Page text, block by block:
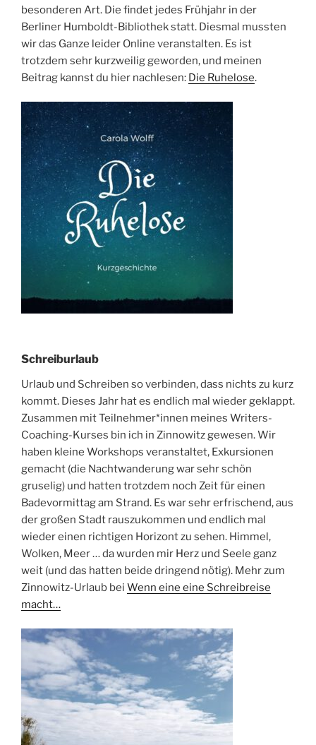
besonderen Art. Die findet jedes Frühjahr in der
Berliner Humboldt-Bibliothek statt. Diesmal mussten
wir das Ganze leider Online veranstalten. Es ist
trotzdem sehr kurzweilig geworden, und meinen
Beitrag kannst du hier nachlesen: Die Ruhelose.
Schreiburlaub
Urlaub und Schreiben so verbinden, dass nichts zu kurz
kommt. Dieses Jahr hat es endlich mal wieder geklappt.
Zusammen mit Teilnehmer*innen meines Writers-
Coaching-Kurses bin ich in Zinnowitz gewesen. Wir
haben kleine Workshops veranstaltet, Exkursionen
gemacht (die Nachtwanderung war sehr schön
gruselig) und hatten trotzdem noch Zeit für einen
Badevormittag am Strand. Es war sehr erfrischend, aus
der großen Stadt rauszukommen und endlich mal
wieder einen richtigen Horizont zu sehen. Himmel,
Wolken, Meer … da wurden mir Herz und Seele ganz
weit (und das hatten beide dringend nötig). Mehr zum
Zinnowitz-Urlaub bei Wenn eine eine Schreibreise
macht…